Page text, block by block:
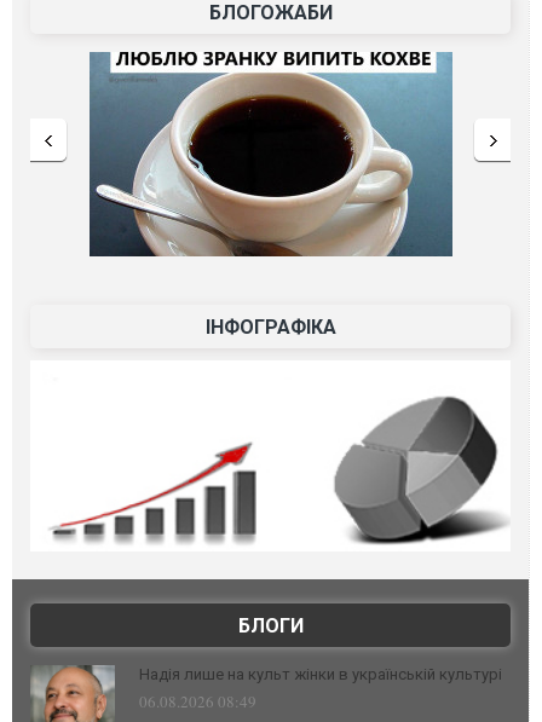
БЛОГОЖАБИ
ІНФОГРАФІКА
БЛОГИ
Надія лише на культ жінки в українській культурі
06.08.2026 08:49